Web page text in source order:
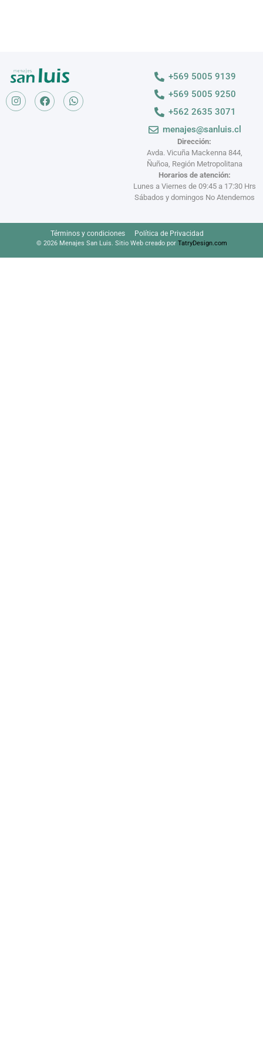
Dirección:
Avda. Vicuña Mackenna 844,
Ñuñoa, Región Metropolitana
Horarios de atención:
Lunes a Viernes de 09:45 a 17:30 Hrs
Sábados y domingos No Atendemos
+569 5005 9139
+569 5005 9250
+562 2635 3071
menajes@sanluis.cl
Términos y condiciones Política de Privacidad
© 2026 Menajes San Luis. Sitio Web creado por TatryDesign.com